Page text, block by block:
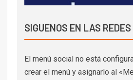
SIGUENOS EN LAS REDES
El menú social no está
crear el menú y asignarlo al